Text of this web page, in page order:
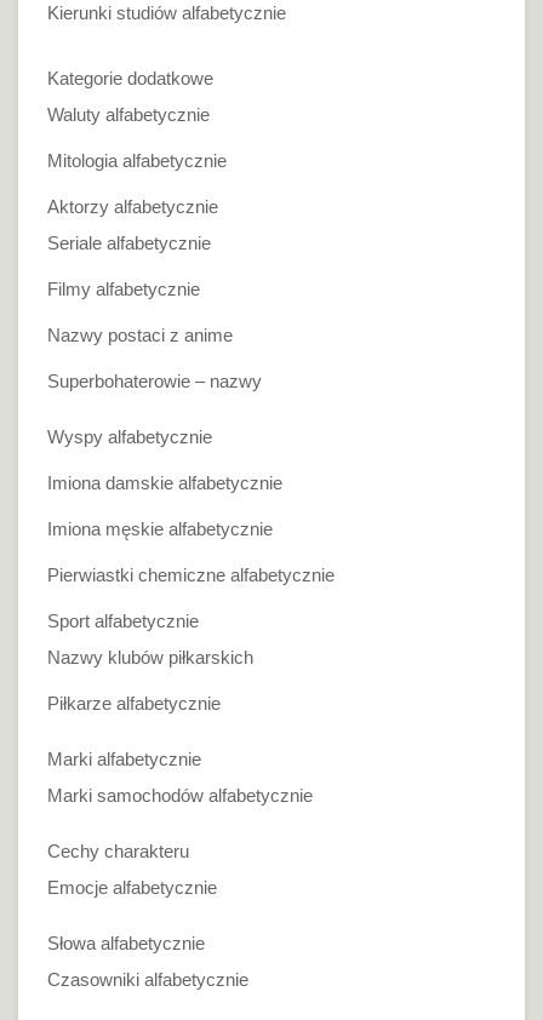
Kierunki studiów alfabetycznie
Kategorie dodatkowe
Waluty alfabetycznie
Mitologia alfabetycznie
Aktorzy alfabetycznie
Seriale alfabetycznie
Filmy alfabetycznie
Nazwy postaci z anime
Superbohaterowie – nazwy
Wyspy alfabetycznie
Imiona damskie alfabetycznie
Imiona męskie alfabetycznie
Pierwiastki chemiczne alfabetycznie
Sport alfabetycznie
Nazwy klubów piłkarskich
Piłkarze alfabetycznie
Marki alfabetycznie
Marki samochodów alfabetycznie
Cechy charakteru
Emocje alfabetycznie
Słowa alfabetycznie
Czasowniki alfabetycznie